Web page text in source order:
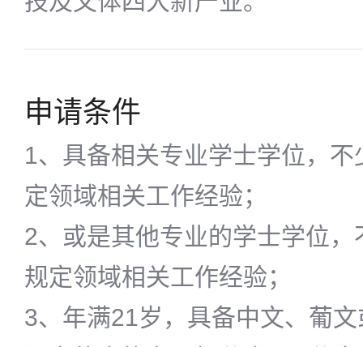
申请条件
1、具备相关专业学士学位，不
定领域相关工作经验；
2、或是其他专业的学士学位，
规定领域相关工作经验；
3、年满21岁，具备中文、葡